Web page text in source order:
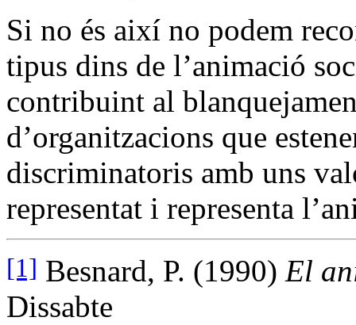
Si no és així no podem
tipus dins de l’animació
contribuint al
d’organitzacions que
discriminatoris amb uns
representat i representa
[1] Besnard, P. (1990) El
Dissabte